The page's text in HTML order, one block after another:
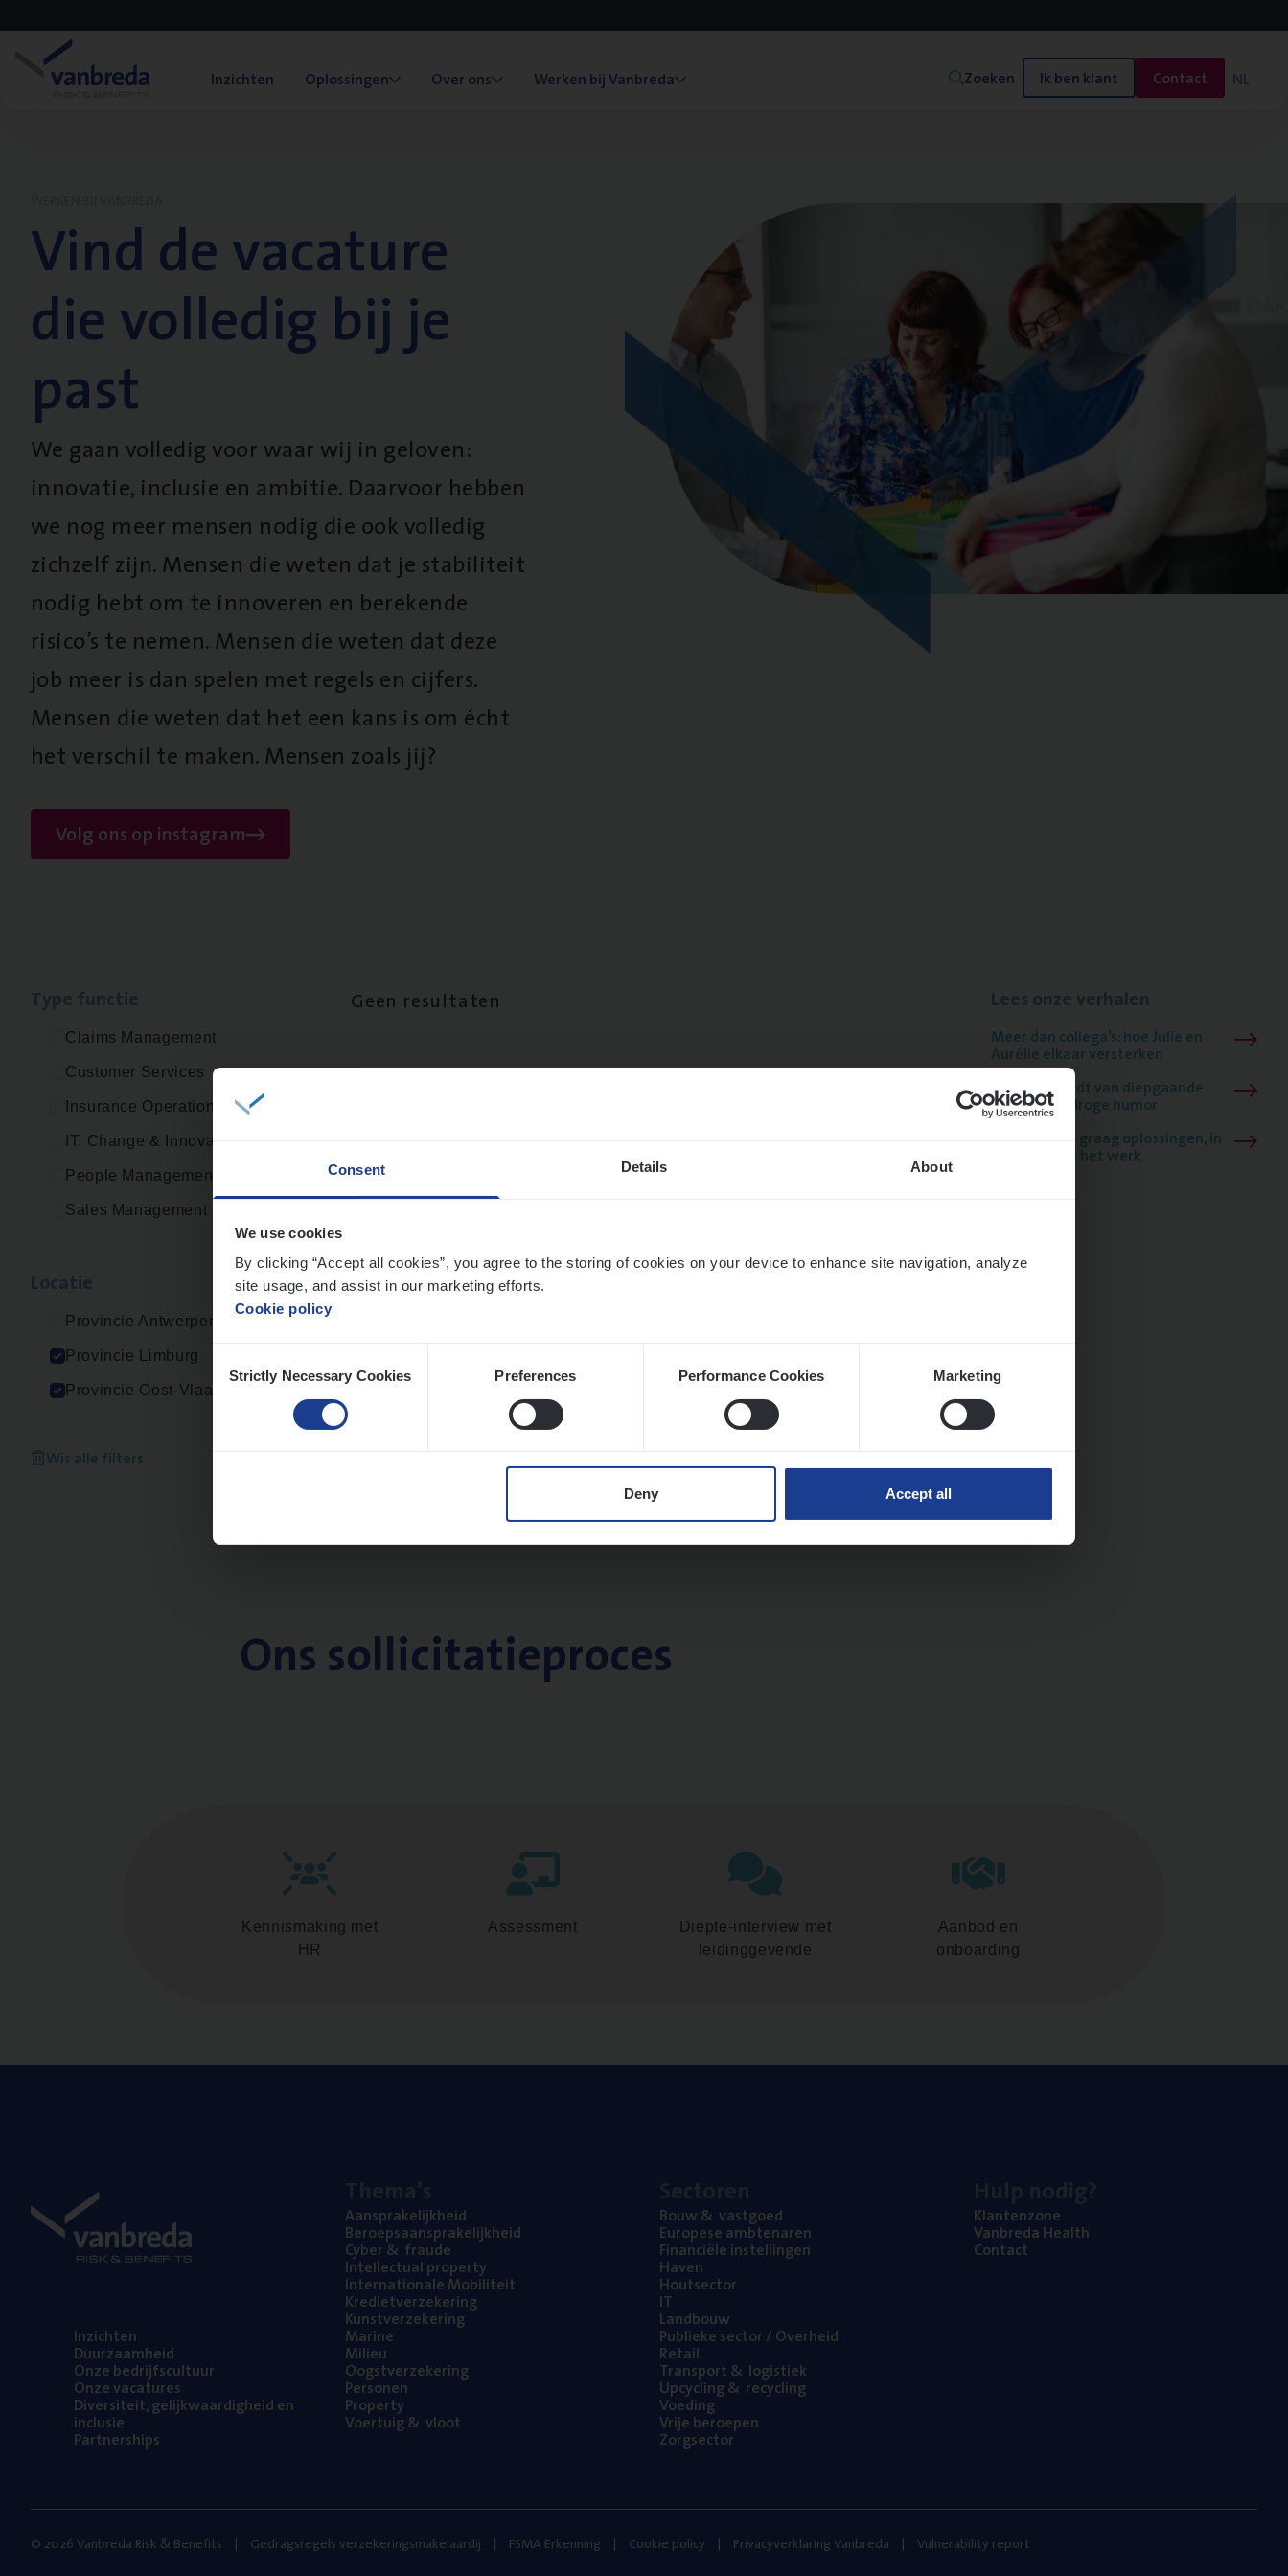
Consent Details About
We use cookies
By clicking “Accept all cookies”, you agree to the storing of cookies on your device to enhance site navigation, analyze
site usage, and assist in our marketing efforts.
Cookie policy
Selection
Strictly Necessary Cookies Preferences Performance Cookies Marketing
Deny Accept all
Inzichten Oplossingen Over ons Werken bij Vanbreda Zoeken Ik ben klant Contact NL
Vind de vacature
die volledig bij je
past
We gaan volledig voor waar wij in geloven:
innovatie, inclusie en ambitie. Daarvoor hebben
we nog meer mensen nodig die ook volledig
zichzelf zijn. Mensen die weten dat je stabiliteit
nodig hebt om te innoveren en berekende
risico’s te nemen. Mensen die weten dat deze
job meer is dan spelen met regels en cijfers.
Mensen die weten dat het een kans is om écht
het verschil te maken. Mensen zoals jij?
Volg ons op instagram
Claims Management
Customer Services
Insurance Operations
IT, Change & Innovation
People Management
Sales Management
Provincie Antwerpen
Provincie Limburg
Provincie Oost-Vlaanderen
Wis alle filters
Geen resultaten
Meer dan collega’s: hoe Julie en
Aurélie elkaar versterken
Mathias houdt van diepgaande
dossiers én droge humor
Thalia zoekt graag oplossingen, in
games én op het werk
Ons sollicitatieproces
Kennismaking met
HR
Assessment
Diepte-interview met
leidinggevende
Aanbod en
onboarding
Inzich­ten
Duur­zaam­heid
Onze bedrijfs­cul­tuur
Onze vaca­tu­res
Diver­si­teit, gelijk­waar­dig­heid en
inclusie
Part­ner­ships
Aan­spra­ke­lijk­heid
Beroeps­aan­spra­ke­lijk­heid
Cyber& fraude
Intel­lec­tu­al property
Inter­na­ti­o­na­le Mobiliteit
Kre­diet­ver­ze­ke­ring
Kunst­ver­ze­ke­ring
Mari­ne
Mili­eu
Oogst­ver­ze­ke­ring
Per­so­nen
Pro­per­ty
Voer­tuig& vloot
Bouw& vastgoed
Euro­pe­se ambtenaren
Finan­ci­ë­le instellingen
Haven
Hout­sec­tor
IT
Land­bouw
Publie­ke sec­tor / Overheid
Retail
Trans­port& logistiek
Upcy­cling& recycling
Voe­ding
Vrije beroe­pen
Zorg­sec­tor
Klan­ten­zo­ne
Van­b­re­da Health
Con­tact
© 2026 Vanbreda Risk & Benefits Gedragsregels verzekeringsmakelaardij FSMA Erkenning Cookie policy Privacyverklaring Vanbreda Vulnerability report